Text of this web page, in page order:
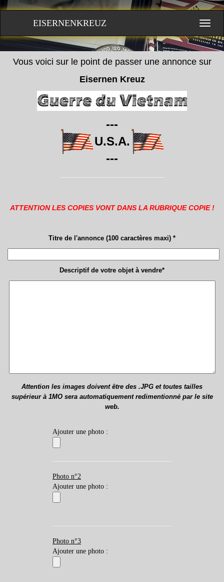
EISERNENKREUZ
Vous voici sur le point de passer une annonce sur
Eisernen Kreuz
---
U.S.A.
---
ATTENTION LES COPIES VONT DANS LA RUBRIQUE COPIE !
Titre de l'annonce (100 caractères maxi) *
Descriptif de votre objet à vendre*
Attention les images doivent être des .JPG et toutes tailles
supérieur à 1MO sera automatiquement redimentionné par le site
web.
Ajouter une photo :
Photo n°2
Ajouter une photo :
Photo n°3
Ajouter une photo :